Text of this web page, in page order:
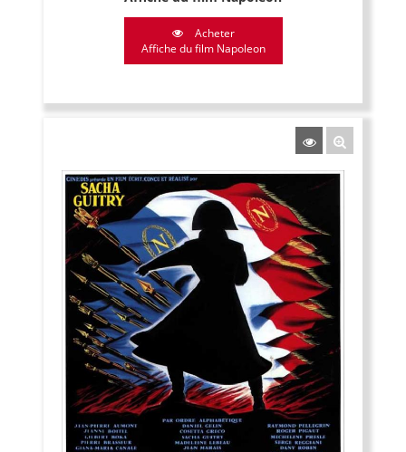
Acheter
Affiche du film Napoleon